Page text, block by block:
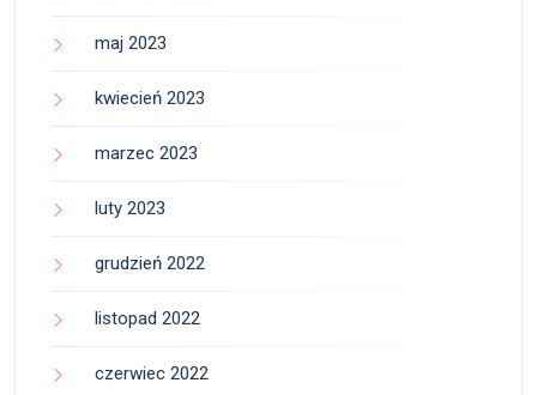
maj 2023
kwiecień 2023
marzec 2023
luty 2023
grudzień 2022
listopad 2022
czerwiec 2022